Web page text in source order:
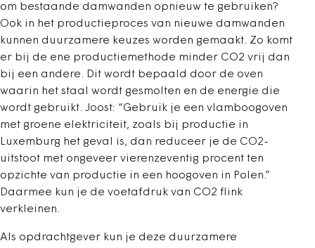
om bestaande damwanden opnieuw te gebruiken?
Ook in het productieproces van nieuwe damwanden
kunnen duurzamere keuzes worden gemaakt. Zo komt
er bij de ene productiemethode minder CO2 vrij dan
bij een andere. Dit wordt bepaald door de oven
waarin het staal wordt gesmolten en de energie die
wordt gebruikt. Joost: “Gebruik je een vlamboogoven
met groene elektriciteit, zoals bij productie in
Luxemburg het geval is, dan reduceer je de CO2-
uitstoot met ongeveer vierenzeventig procent ten
opzichte van productie in een hoogoven in Polen.”
Daarmee kun je de voetafdruk van CO2 flink
verkleinen.
Als opdrachtgever kun je deze duurzamere